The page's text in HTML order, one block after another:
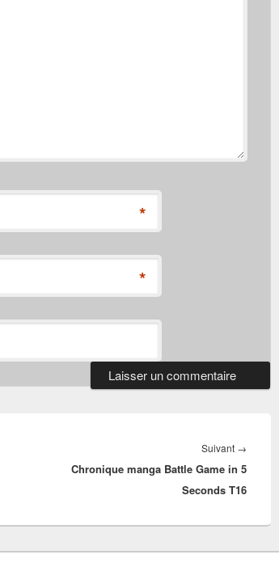
*
*
Suivant →
suivant :
Chronique manga Battle Game in 5
Seconds T16